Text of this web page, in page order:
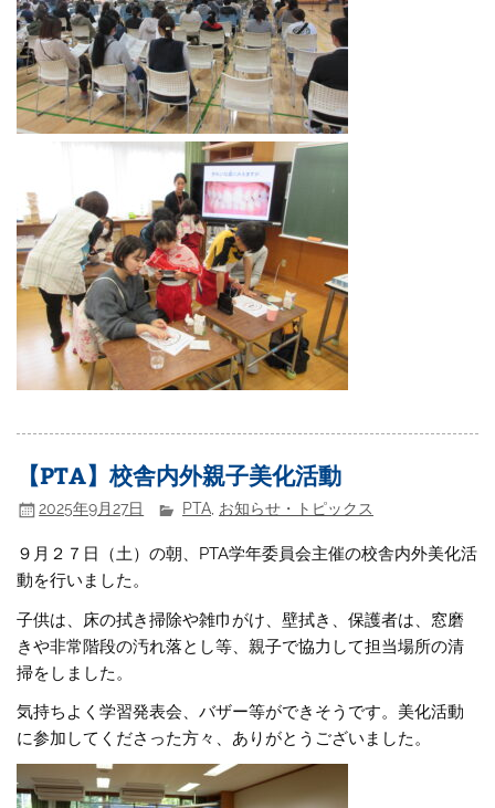
【PTA】校舎内外親子美化活動
2025年9月27日 PTA, お知らせ・トピックス
９月２７日（土）の朝、PTA学年委員会主催の校舎内外美化活
動を行いました。
子供は、床の拭き掃除や雑巾がけ、壁拭き、保護者は、窓磨
きや非常階段の汚れ落とし等、親子で協力して担当場所の清
掃をしました。
気持ちよく学習発表会、バザー等ができそうです。美化活動
に参加してくださった方々、ありがとうございました。